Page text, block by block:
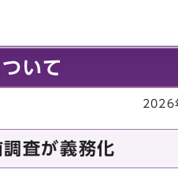
いて
2026
査が義務化